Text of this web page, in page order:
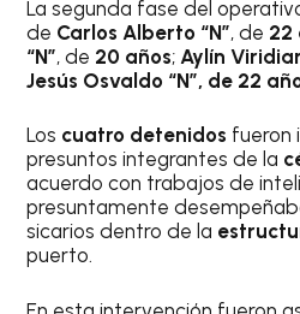
La segunda fase del
de Carlos Alberto “N”, de 22
“N”, de 20 años; Aylín
Jesús Osvaldo “N”, de 22
Los cuatro detenidos fueron
presuntos integrantes de la
acuerdo con trabajos de
presuntamente
sicarios dentro de la
puerto.